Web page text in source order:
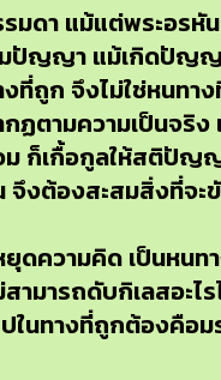
มดา แม้แต่พระอรหั
ปัญญา แม้เกิดปัญญ
ถูก จึงไม่ใช่หนทาง
ฏตามความเป็นจริ
ก็เกื้อกูลให้สติปัญญ
จึงต้องสะสมสิ่งที่จ
ดความคิด เป็นหน
มารถดับกิเลสอะไ
ปในทางที่ถูกต้องคือ